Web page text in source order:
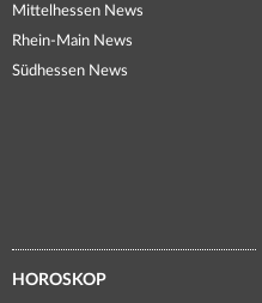
Mittelhessen News
Rhein-Main News
Südhessen News
HOROSKOP